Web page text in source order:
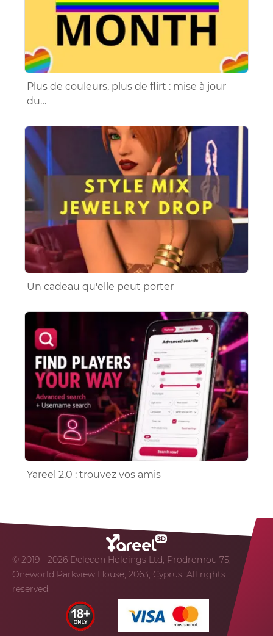
Plus de couleurs, plus de flirt : mise à jour
du…
Un cadeau qu'elle peut porter
Yareel 2.0 : trouvez vos amis
© 2019 - 2026 Delecon Holdings Ltd, Prodromou 75,
Oneworld Parkview House, 2063, Cyprus. All rights
reserved.